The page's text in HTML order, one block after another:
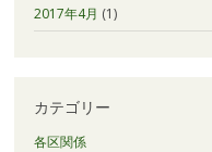
2017年4月 (1)
カテゴリー
各区関係